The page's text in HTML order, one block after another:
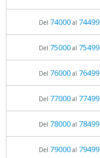
Del 74000al 74499
Del 75000al 75499
Del 76000al 76499
Del 77000al 77499
Del 78000al 78499
Del 79000al 79499